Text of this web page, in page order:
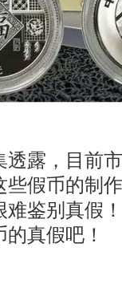
露，目前市
些假币的制
鉴别真假
真假吧！